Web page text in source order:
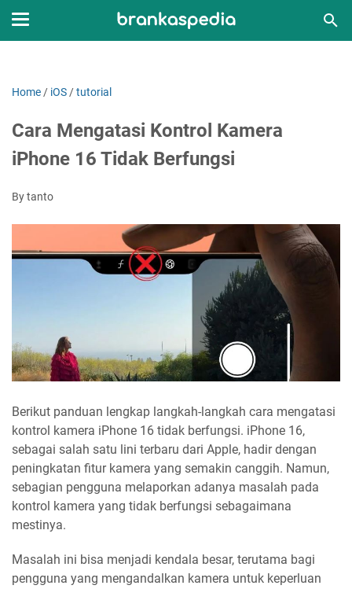
Home / iOS /tutorial
Cara Mengatasi Kontrol Kamera
iPhone 16 Tidak Berfungsi
By tanto
Berikut panduan lengkap langkah-langkah cara mengatasi
kontrol kamera iPhone 16 tidak berfungsi. iPhone 16,
sebagai salah satu lini terbaru dari Apple, hadir dengan
peningkatan fitur kamera yang semakin canggih. Namun,
sebagian pengguna melaporkan adanya masalah pada
kontrol kamera yang tidak berfungsi sebagaimana
mestinya.
Masalah ini bisa menjadi kendala besar, terutama bagi
pengguna yang mengandalkan kamera untuk keperluan